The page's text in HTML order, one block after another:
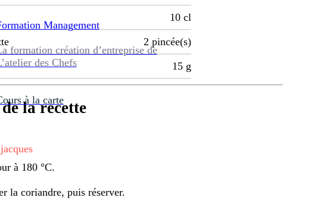
Management
formation création d’entreprise de
des Chefs
à la carte
10 cl
2 pincée(s)
15 g
la recette
à 180 °C.
la coriandre, puis réserver.